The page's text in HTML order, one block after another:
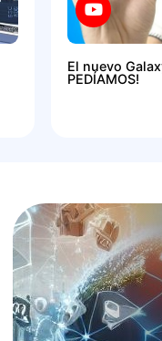
El nuevo
PEDÍAMOS!